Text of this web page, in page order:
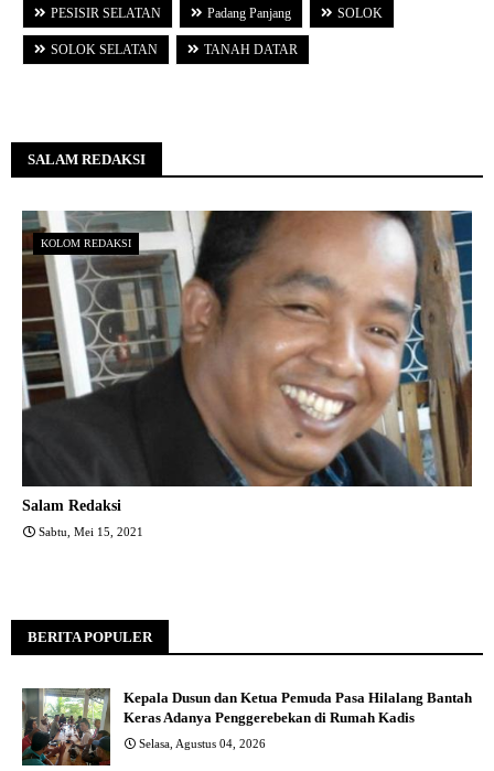
PESISIR SELATAN Padang Panjang SOLOK
SOLOK SELATAN TANAH DATAR
SALAM REDAKSI
KOLOM REDAKSI
Salam Redaksi
Sabtu, Mei 15, 2021
BERITA POPULER
Kepala Dusun dan Ketua Pemuda Pasa Hilalang Bantah
Keras Adanya Penggerebekan di Rumah Kadis
Selasa, Agustus 04, 2026